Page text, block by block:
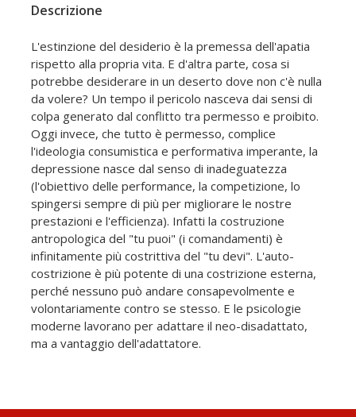
Descrizione
L'estinzione del desiderio è la premessa dell'apatia
rispetto alla propria vita. E d'altra parte, cosa si
potrebbe desiderare in un deserto dove non c'è nulla
da volere? Un tempo il pericolo nasceva dai sensi di
colpa generato dal conflitto tra permesso e proibito.
Oggi invece, che tutto è permesso, complice
l'ideologia consumistica e performativa imperante, la
depressione nasce dal senso di inadeguatezza
(l'obiettivo delle performance, la competizione, lo
spingersi sempre di più per migliorare le nostre
prestazioni e l'efficienza). Infatti la costruzione
antropologica del "tu puoi" (i comandamenti) è
infinitamente più costrittiva del "tu devi". L'auto-
costrizione è più potente di una costrizione esterna,
perché nessuno può andare consapevolmente e
volontariamente contro se stesso. E le psicologie
moderne lavorano per adattare il neo-disadattato,
ma a vantaggio dell'adattatore.